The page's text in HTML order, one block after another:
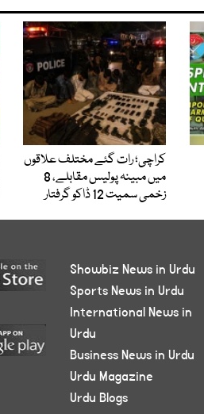
کراچی؛ رات گئے مختلف علاقوں
میں مبینہ پولیس مقابلے، 8
زخمی سمیت 12 ڈاکو گرفتار
Showbiz News in Urdu
Sports News in Urdu
International News in
Urdu
Business News in Urdu
Urdu Magazine
Urdu Blogs